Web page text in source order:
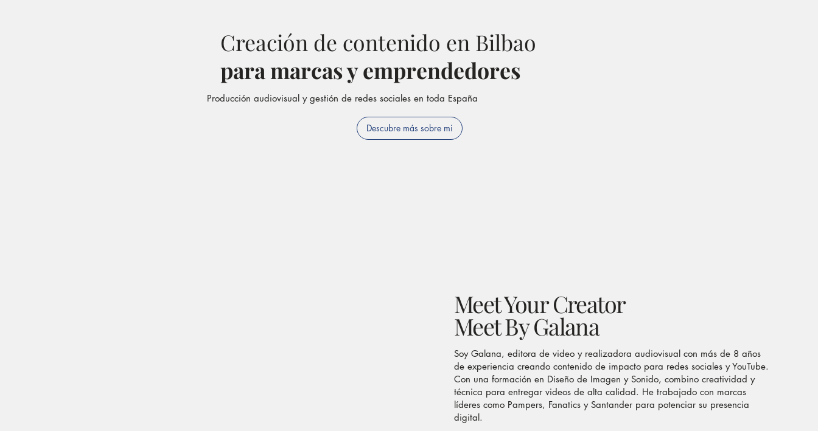
Creación de contenido en Bilbao
para marcas y emprendedores
Producción audiovisual y gestión de redes sociales en toda España
Descubre más sobre mi
Meet Your Creator
Meet By Galana
Soy Galana, editora de video y realizadora audiovisual con más de 8 años
de experiencia creando contenido de impacto para redes sociales y YouTube.
Con una formación en Diseño de Imagen y Sonido, combino creatividad y
técnica para entregar videos de alta calidad. He trabajado con marcas
líderes como Pampers, Fanatics y Santander para potenciar su presencia
digital.